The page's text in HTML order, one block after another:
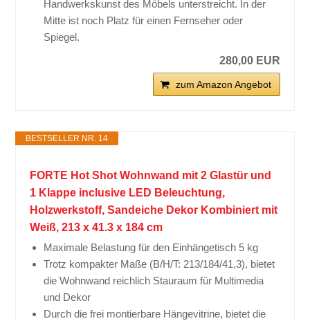
Handwerkskunst des Möbels unterstreicht. In der
Mitte ist noch Platz für einen Fernseher oder
Spiegel.
280,00 EUR
zum Amazon Angebot
BESTSELLER NR. 14
FORTE Hot Shot Wohnwand mit 2 Glastür und
1 Klappe inclusive LED Beleuchtung,
Holzwerkstoff, Sandeiche Dekor Kombiniert mit
Weiß, 213 x 41.3 x 184 cm
Maximale Belastung für den Einhängetisch 5 kg
Trotz kompakter Maße (B/H/T: 213/184/41,3), bietet
die Wohnwand reichlich Stauraum für Multimedia
und Dekor
Durch die frei montierbare Hängevitrine, bietet die